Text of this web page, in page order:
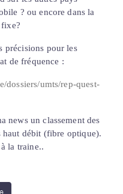
? ou encore dans la
précisions pour les
de fréquence :
dossiers/umts/rep-quest-
news un classement des
haut débit (fibre optique).
la traine..